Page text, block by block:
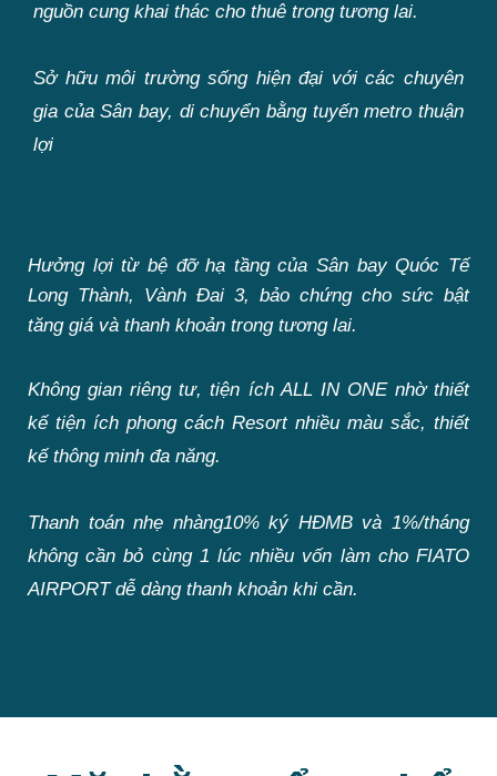
nguồn cung khai thác cho thuê trong tương lai.
Sở hữu môi trường sống hiện đại với các chuyên
gia của Sân bay, di chuyển bằng tuyến metro thuận
lợi
Hưởng lợi từ bệ đỡ hạ tầng của Sân bay Quóc Tế
Long Thành, Vành Đai 3, bảo chứng cho sức bật
tăng giá và thanh khoản trong tương lai.
Không gian riêng tư, tiện ích ALL IN ONE nhờ thiết
kế tiện ích phong cách Resort nhiều màu sắc, thiết
kế thông minh đa năng.
Thanh toán nhẹ nhàng10% ký HĐMB và 1%/tháng
không cần bỏ cùng 1 lúc nhiều vốn làm cho FIATO
AIRPORT dễ dàng thanh khoản khi cần.